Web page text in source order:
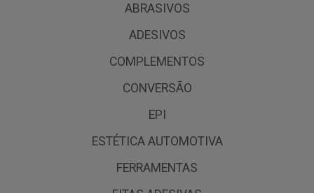
ABRASIVOS
ADESIVOS
COMPLEMENTOS
CONVERSÃO
EPI
ESTÉTICA AUTOMOTIVA
FERRAMENTAS